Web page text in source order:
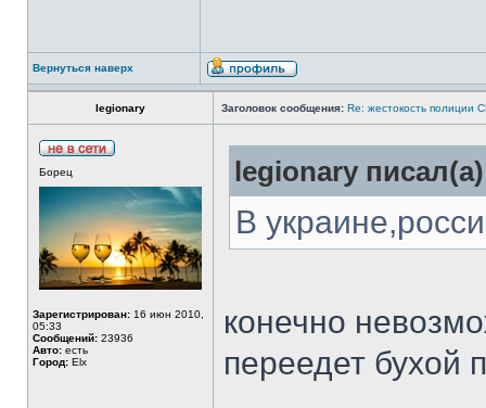
Вернуться наверх
legionary Заголовок сообщения: Re: жестокость полиции
Борец
Зарегистрирован: 16 июн 2010,
05:33
Сообщений: 23936
Авто: есть
Город: Elx
legionary
В
конечно
переедет бухой